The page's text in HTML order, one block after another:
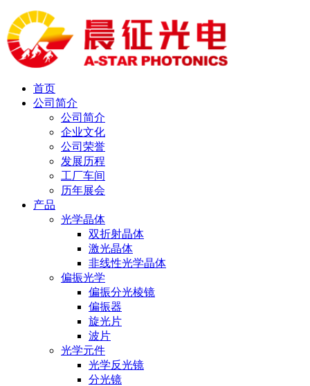
首页
公司简介
公司简介
企业文化
公司荣誉
发展历程
工厂车间
历年展会
产品
光学晶体
双折射晶体
激光晶体
非线性光学晶体
偏振光学
偏振分光棱镜
偏振器
旋光片
波片
光学元件
光学反光镜
分光镜